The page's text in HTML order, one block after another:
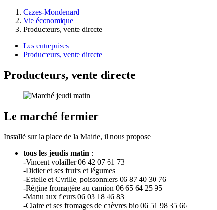
Cazes-Mondenard
Vie économique
Producteurs, vente directe
Les entreprises
Producteurs, vente directe
Producteurs, vente directe
Le marché fermier
Installé sur la place de la Mairie, il nous propose
tous les jeudis matin :
-Vincent volailler 06 42 07 61 73
-Didier et ses fruits et légumes
-Estelle et Cyrille, poissonniers 06 87 40 30 76
-Régine fromagère au camion 06 65 64 25 95
-Manu aux fleurs 06 03 18 46 83
-Claire et ses fromages de chèvres bio 06 51 98 35 66